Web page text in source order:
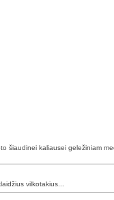
šiaudinei kaliausei geležiniam
vilkotakius...